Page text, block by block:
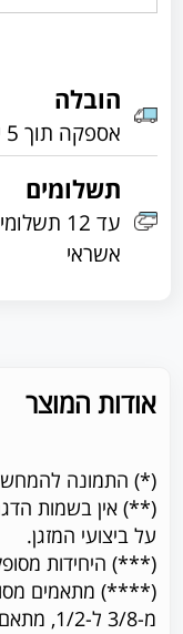
הובלה
אספקה תוך 5 ימי עסקים*
תשלומים
עד 12
אשראי
אודות המוצר
(*) התמונה
(**) אין בשמות
על ביצועי המזגן.
(***) היחידות
(****) מתאמים
מ-3/8 ל-1/2, מתאם מ-1/4 ל-3/8.